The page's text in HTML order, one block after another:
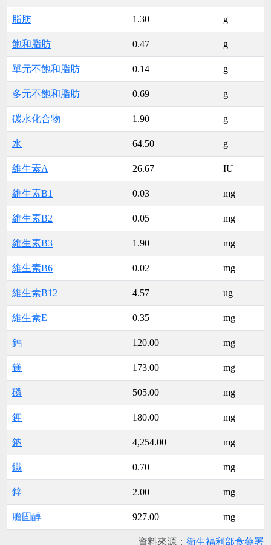
脂肪 1.30 g
飽和脂肪 0.47 g
單元不飽和脂肪 0.14 g
多元不飽和脂肪 0.69 g
碳水化合物 1.90 g
水 64.50 g
維生素A 26.67 IU
維生素B1 0.03 mg
維生素B2 0.05 mg
維生素B3 1.90 mg
維生素B6 0.02 mg
維生素B12 4.57 ug
維生素E 0.35 mg
鈣 120.00 mg
鎂 173.00 mg
磷 505.00 mg
鉀 180.00 mg
鈉 4,254.00 mg
鐵 0.70 mg
鋅 2.00 mg
膽固醇 927.00 mg
資料來源： 衛生福利部食藥署